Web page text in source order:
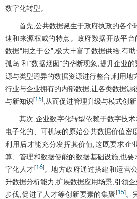
数字化转型。
首先,公共数据诞生于政府执政的各个
速和来源权威的特点。政府数据开放平台
数据“用之于公”,极大丰富了数据供给,有
孤岛”和“数据烟囱”的垄断现象,提升企业
源与类型迥异的数据资源进行整合,利用地
行业与企业拥有的内部数据,让各类数据源
与新知识[15] ,从而促进管理升级与模式创
其次,企业数字化转型依赖于数字技术
电子化的、可机读的原始公共数据价值密
利用后才能充分发挥其价值,这既要求企
算、管理和数据使能的数据基础设施,也
字化人才[16]。地方政府通过搭建和运营
升数据分析能力,扩展数据应用场景,引领
步伐,促进了人才等创新要素的集聚[15]。